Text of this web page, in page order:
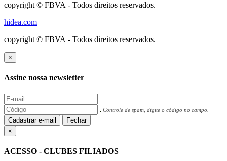
copyright © FBVA - Todos direitos reservados.
hidea.com
copyright © FBVA - Todos direitos reservados.
×
Assine nossa newsletter
Controle de spam, digite o código no campo.
Cadastrar e-mail
Fechar
×
ACESSO - CLUBES FILIADOS